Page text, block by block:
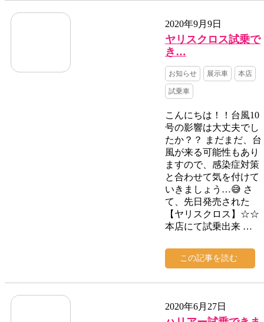
2020年9月9日
ヤリスクロス試乗で
き…
お知らせ 展示車 本店
試乗車
こんにちは！！台風10
号の影響は大丈夫でし
たか？？ まだまだ、台
風が来る可能性もあり
ますので、感染症対策
と合わせて気を付けて
いきましょう…😅 さ
て、先日発売された
【ヤリスクロス】☆☆
本店にて試乗出来 …
この記事を読む
2020年6月27日